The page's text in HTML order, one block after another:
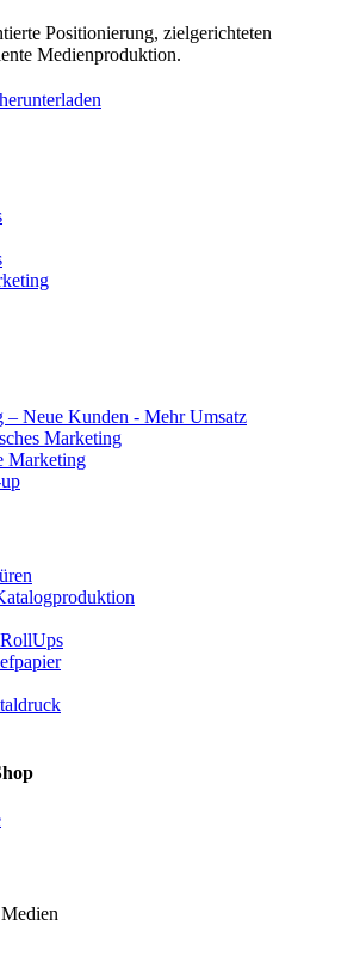
Positionierung, zielgerichteten
Medienproduktion.
– Neue Kunden - Mehr Umsatz
Marketing
Marketing